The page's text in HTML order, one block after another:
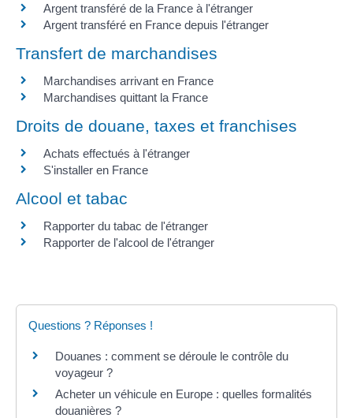
Argent transféré de la France à l'étranger
Argent transféré en France depuis l'étranger
Transfert de marchandises
Marchandises arrivant en France
Marchandises quittant la France
Droits de douane, taxes et franchises
Achats effectués à l'étranger
S'installer en France
Alcool et tabac
Rapporter du tabac de l'étranger
Rapporter de l'alcool de l'étranger
Questions ? Réponses !
Douanes : comment se déroule le contrôle du
voyageur ?
Acheter un véhicule en Europe : quelles formalités
douanières ?